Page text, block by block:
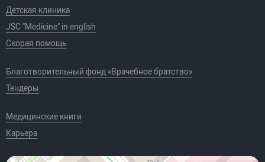
Детская клиника
JSC "Medicine" in english
Скорая помощь
Благотворительный фонд «Врачебное братство»
Тендеры
Медицинские книги
Карьера